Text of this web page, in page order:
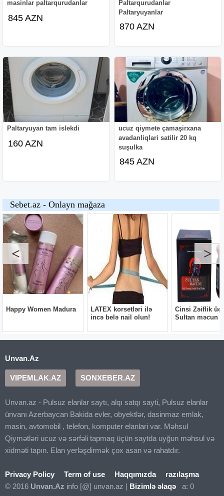
masinlar paltarqurudanlar
845 AZN
Paltarqurudanlar
Paltaryuyanlar
870 AZN
Paltaryuyan tam islekdi
160 AZN
ucuz qiymete çamaşirxana
avadanliqlari satilir 20 kq
suşulka
845 AZN
Unvan.Az
VIPEMLAK.AZ SONXEBER.AZ
Unvan.az - Pulsuz elanlar saytı, alqı satqı sayti, Pulsuz elanlar
ünvanı Azerbaycan Bakida evler, obyektlər, dasinmaz emlak,
masin, avtomobil , telefon, komputer elanlari var. Məhsul
Qiymətləri ucuz və sərfəli tapmaq üçün saytda uyğun məhsul və
xidməti tapın. Elan yerləşdirmək çox asan və rahatdır.
Privacy Policy Term of use Haqqımızda
razılaşma
© 2016 Unvan.Az info [@] unvan.az | Bizimlə əlaqə a: 0